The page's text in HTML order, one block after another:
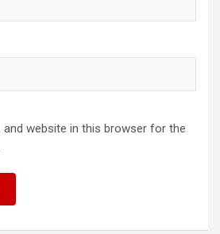
and website in this browser for the